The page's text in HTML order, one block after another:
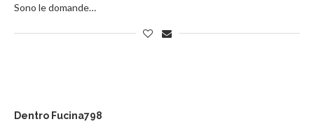
Sono le domande…
Dentro Fucina798